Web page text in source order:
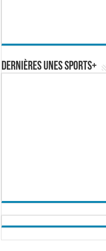
Dernières Unes Sports+